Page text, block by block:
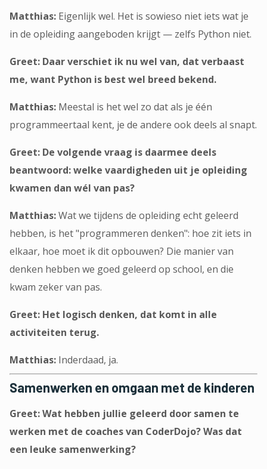
Matthias: Eigenlijk wel. Het is sowieso niet iets wat je
in de opleiding aangeboden krijgt — zelfs Python niet.
Greet: Daar verschiet ik nu wel van, dat verbaast
me, want Python is best wel breed bekend.
Matthias: Meestal is het wel zo dat als je één
programmeertaal kent, je de andere ook deels al snapt.
Greet: De volgende vraag is daarmee deels
beantwoord: welke vaardigheden uit je opleiding
kwamen dan wél van pas?
Matthias:Wat we tijdens de opleiding echt geleerd
hebben, is het "programmeren denken": hoe zit iets in
elkaar, hoe moet ik dit opbouwen? Die manier van
denken hebben we goed geleerd op school, en die
kwam zeker van pas.
Greet: Het logisch denken, dat komt in alle
activiteiten terug.
Matthias: Inderdaad, ja.
Samenwerken en omgaan met de kinderen
Greet: Wat hebben jullie geleerd door samen te
werken met de coaches van CoderDojo? Was dat
een leuke samenwerking?